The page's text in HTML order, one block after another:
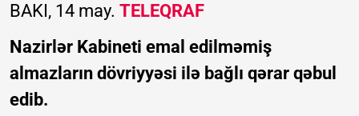
BAKI, 14 may. TELEQRAF
Nazirlər Kabineti emal edilməmiş
almazların dövriyyəsi ilə bağlı qərar qəbul
edib.